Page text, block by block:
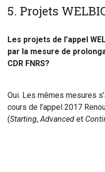
5. Projets
Les projets de l’appel
par la mesure de
CDR FNRS?
Oui. Les mêmes mesures
cours de l’appel 2017
(Starting,Advanced et